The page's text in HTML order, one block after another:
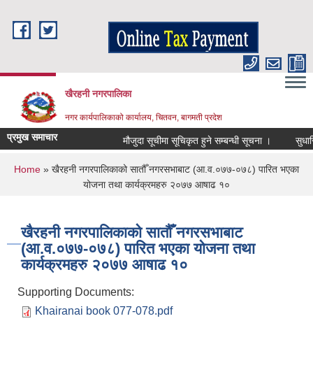
खैरहनी नगरपालिका
नगर कार्यपालिकाको कार्यालय, चितवन, बागमती प्रदेश
प्रमुख समाचार मौजुदा सूचीमा सूचिकृत हुने सम्बन्धी सूचना ।
You are here
Home » खैरहनी नगरपालिकाको सातौँ नगरसभाबाट (आ.व.०७७-०७८) पारित भएका
योजना तथा कार्यक्रमहरु २०७७ आषाढ १०
खैरहनी नगरपालिकाको सातौँ नगरसभाबाट
(आ.व.०७७-०७८) पारित भएका योजना तथा
कार्यक्रमहरु २०७७ आषाढ १०
Supporting Documents:
Khairanai book 077-078.pdf